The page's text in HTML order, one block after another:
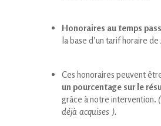
Honoraires au temps
la base d’un tarif horaire de
Ces honoraires peuvent
un pourcentage sur le
grâce à notre intervention.
déjà acquises ).